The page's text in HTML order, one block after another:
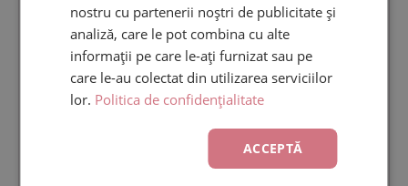
Evaluarea ta*
Recenzia ta*
nostru cu partenerii noștri de publicitate și
analiză, care le pot combina cu alte
informații pe care le-ați furnizat sau pe
care le-au colectat din utilizarea serviciilor
lor. Politica de confidențialitate
ACCEPTĂ